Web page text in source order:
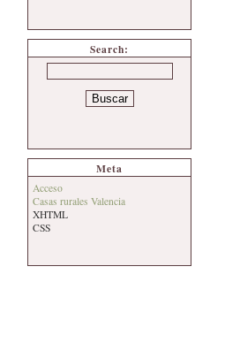
Search:
Meta
Acceso
Casas rurales Valencia
XHTML
CSS